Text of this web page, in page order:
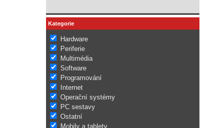
Kategorie
Hardware
Periferie
Multimédia
Software
Programování
Internet
Operační systémy
PC sestavy
Ostatní
Mobily a tablety